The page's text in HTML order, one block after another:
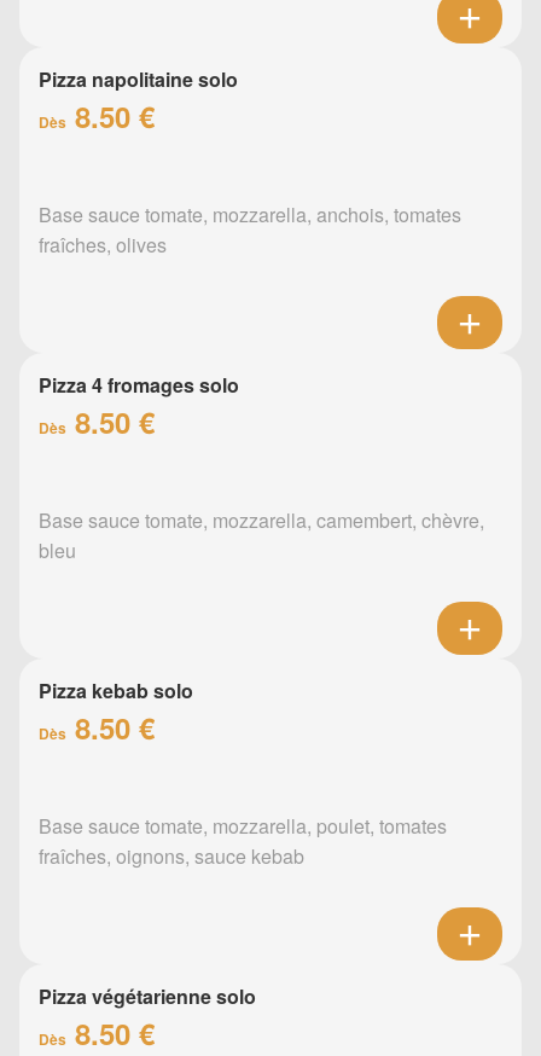
Pizza napolitaine solo
Dès 8.50 €
Base sauce tomate, mozzarella, anchois, tomates
fraîches, olives
Pizza 4 fromages solo
Dès 8.50 €
Base sauce tomate, mozzarella, camembert, chèvre,
bleu
Pizza kebab solo
Dès 8.50 €
Base sauce tomate, mozzarella, poulet, tomates
fraîches, oignons, sauce kebab
Pizza végétarienne solo
Dès 8.50 €